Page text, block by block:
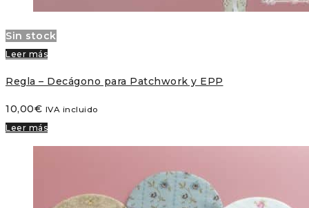
Sin stock
Leer más
Regla – Decágono para Patchwork y EPP
10,00€ IVA incluido
Leer más